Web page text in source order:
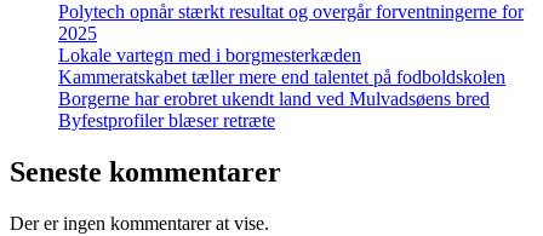
Polytech opnår stærkt resultat og overgår forventningerne for
2025
Lokale vartegn med i borgmesterkæden
Kammeratskabet tæller mere end talentet på fodboldskolen
Borgerne har erobret ukendt land ved Mulvadsøens bred
Byfestprofiler blæser retræte
Seneste kommentarer
Der er ingen kommentarer at vise.